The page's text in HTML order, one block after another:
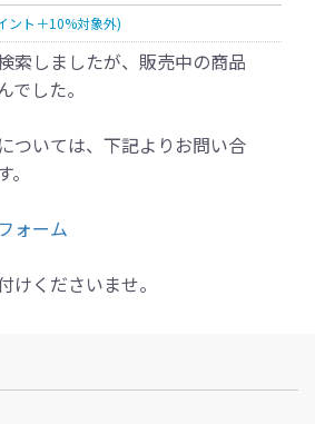
ント＋10%対象外)
索しましたが、販売中の商品
でした。
ついては、下記よりお問い合
ォーム
けくださいませ。